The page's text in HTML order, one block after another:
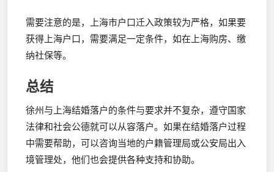
需要注意的是，上海市户口迁入政策较为严格，如果要
获得上海户口，需要满足一定条件，如在上海购房、缴
纳社保等。
总结
徐州与上海结婚落户的条件与要求并不复杂，遵守国家
法律和社会公德就可以从容落户。如果在结婚落户过程
中需要帮助，可以咨询当地的户籍管理局或公安局出入
境管理处，他们也会提供各种支持和协助。